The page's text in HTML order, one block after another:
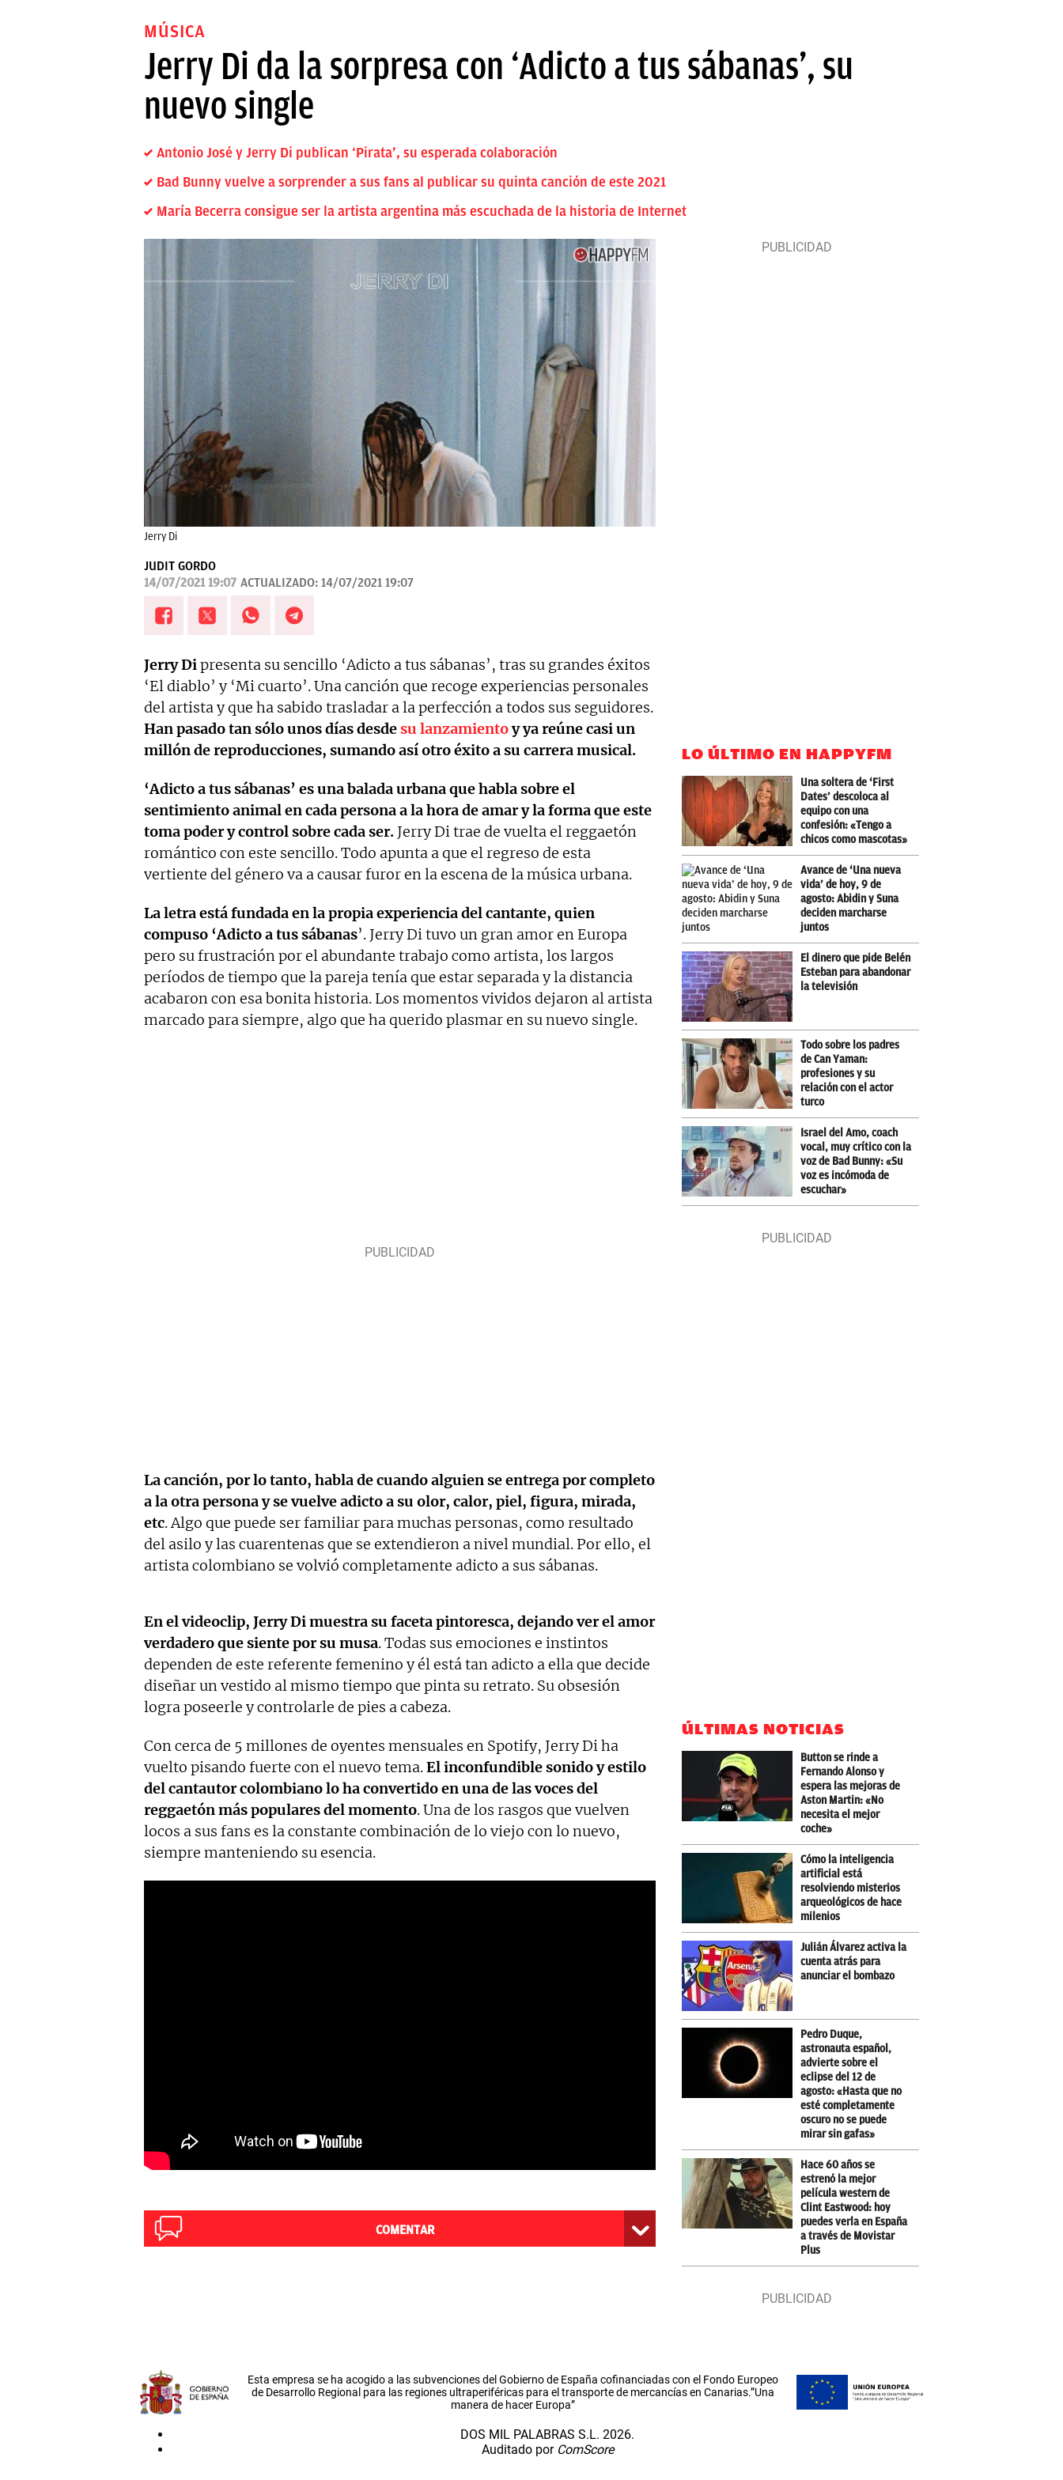
MÚSICA
Jerry Di da la sorpresa con ‘Adicto a tus sábanas’, su
nuevo single
Antonio José y Jerry Di publican ‘Pirata’, su esperada colaboración
Bad Bunny vuelve a sorprender a sus fans al publicar su quinta canción de este 2021
María Becerra consigue ser la artista argentina más escuchada de la historia de Internet
Jerry Di
JUDIT GORDO
14/07/2021 19:07 ACTUALIZADO: 14/07/2021 19:07
Jerry Dipresenta su sencillo ‘Adicto a tus sábanas’, tras su grandes éxitos
‘El diablo’ y ‘Mi cuarto’. Una canción que recoge experiencias personales
del artista y que ha sabido trasladar a la perfección a todos sus seguidores.
Han pasado tan sólo unos días desde su lanzamientoy ya reúne casi un
millón de reproducciones, sumando así otro éxito a su carrera musical.
‘Adicto a tus sábanas’ es una balada urbana que habla sobre el
sentimiento animal en cada persona a la hora de amar y la forma que este
toma poder y control sobre cada ser. Jerry Di trae de vuelta el reggaetón
romántico con este sencillo. Todo apunta a que el regreso de esta
vertiente del género va a causar furor en la escena de la música urbana.
La letra está fundada en la propia experiencia del cantante, quien
compuso ‘Adicto a tus sábanas’. Jerry Di tuvo un gran amor en Europa
pero su frustración por el abundante trabajo como artista, los largos
períodos de tiempo que la pareja tenía que estar separada y la distancia
acabaron con esa bonita historia. Los momentos vividos dejaron al artista
marcado para siempre, algo que ha querido plasmar en su nuevo single.
La canción, por lo tanto, habla de cuando alguien se entrega por completo
a la otra persona y se vuelve adicto a su olor, calor, piel, figura, mirada,
etc. Algo que puede ser familiar para muchas personas, como resultado
del asilo y las cuarentenas que se extendieron a nivel mundial. Por ello, el
artista colombiano se volvió completamente adicto a sus sábanas.
En el videoclip, Jerry Di muestra su faceta pintoresca, dejando ver el amor
verdadero que siente por su musa. Todas sus emociones e instintos
dependen de este referente femenino y él está tan adicto a ella que decide
diseñar un vestido al mismo tiempo que pinta su retrato. Su obsesión
logra poseerle y controlarle de pies a cabeza.
Con cerca de 5 millones de oyentes mensuales en Spotify, Jerry Di ha
vuelto pisando fuerte con el nuevo tema.El inconfundible sonido y estilo
del cantautor colombiano lo ha convertido en una de las voces del
reggaetón más populares del momento. Una de los rasgos que vuelven
locos a sus fans es la constante combinación de lo viejo con lo nuevo,
siempre manteniendo su esencia.
COMENTAR
LO ÚLTIMO EN HAPPYFM
Una soltera de ‘First
Dates’ descoloca al
equipo con una
confesión: «Tengo a
chicos como mascotas»
Avance de ‘Una nueva
vida’ de hoy, 9 de
agosto: Abidin y Suna
deciden marcharse
juntos
El dinero que pide Belén
Esteban para abandonar
la televisión
Todo sobre los padres
de Can Yaman:
profesiones y su
relación con el actor
turco
Israel del Amo, coach
vocal, muy crítico con la
voz de Bad Bunny: «Su
voz es incómoda de
escuchar»
ÚLTIMAS NOTICIAS
Button se rinde a
Fernando Alonso y
espera las mejoras de
Aston Martin: «No
necesita el mejor
coche»
Cómo la inteligencia
artificial está
resolviendo misterios
arqueológicos de hace
milenios
Julián Álvarez activa la
cuenta atrás para
anunciar el bombazo
Pedro Duque,
astronauta español,
advierte sobre el
eclipse del 12 de
agosto: «Hasta que no
esté completamente
oscuro no se puede
mirar sin gafas»
Hace 60 años se
estrenó la mejor
película western de
Clint Eastwood: hoy
puedes verla en España
a través de Movistar
Plus
Esta empresa se ha acogido a las subvenciones del Gobierno de España cofinanciadas con el Fondo Europeo
de Desarrollo Regional para las regiones ultraperiféricas para el transporte de mercancías en Canarias.”Una
manera de hacer Europa”
DOS MIL PALABRAS S.L. 2026.
Auditado por ComScore